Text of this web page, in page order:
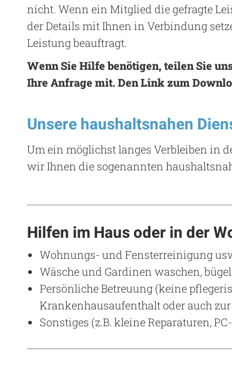
nicht. Wenn ein Mitglied die gefragte
der Details mit Ihnen in Verbindung
Leistung beauftragt.
Wenn Sie Hilfe benötigen, teilen Sie
Ihre Anfrage mit. Den Link zum
Unsere haushaltsnahen
Um ein möglichst langes Verbleiben in
wir Ihnen die sogenannten
Hilfen im Haus oder in der
Wohnungs- und Fensterreinigung
Wäsche und Gardinen waschen,
Persönliche Betreuung (keine
Krankenhausaufenthalt oder auch
Sonstiges (z.B. kleine Reparaturen,